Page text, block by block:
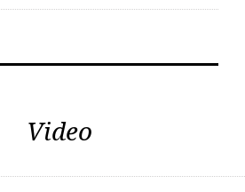
Video